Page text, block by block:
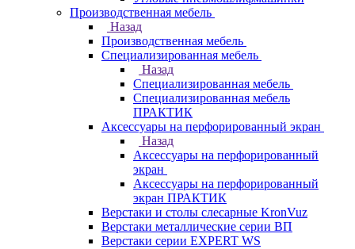
Производственная мебель
Назад
Производственная мебель
Cпециализированная мебель
Назад
Cпециализированная мебель
Специализированная мебель
ПРАКТИК
Аксессуары на перфорированный экран
Назад
Аксессуары на перфорированный
экран
Аксессуары на перфорированный
экран ПРАКТИК
Верстаки и столы слесарные KronVuz
Верстаки металлические серии ВП
Верстаки серии EXPERT WS